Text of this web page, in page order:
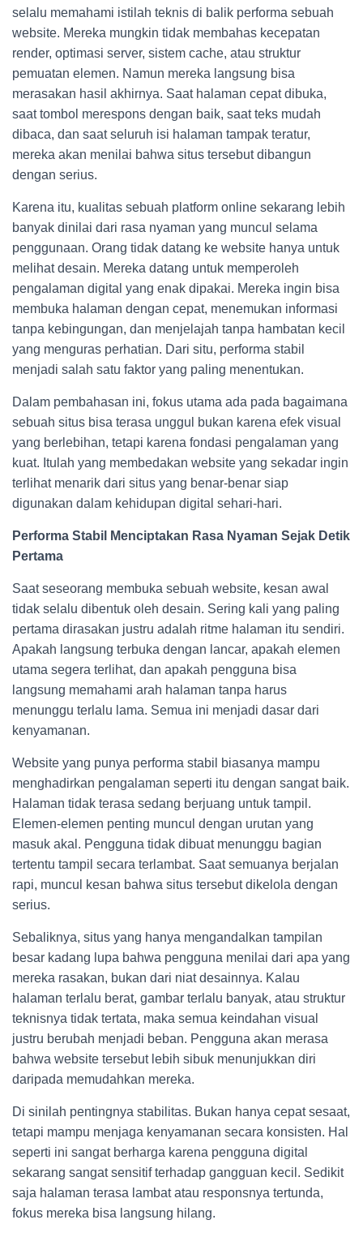
selalu memahami istilah teknis di balik performa sebuah
website. Mereka mungkin tidak membahas kecepatan
render, optimasi server, sistem cache, atau struktur
pemuatan elemen. Namun mereka langsung bisa
merasakan hasil akhirnya. Saat halaman cepat dibuka,
saat tombol merespons dengan baik, saat teks mudah
dibaca, dan saat seluruh isi halaman tampak teratur,
mereka akan menilai bahwa situs tersebut dibangun
dengan serius.
Karena itu, kualitas sebuah platform online sekarang lebih
banyak dinilai dari rasa nyaman yang muncul selama
penggunaan. Orang tidak datang ke website hanya untuk
melihat desain. Mereka datang untuk memperoleh
pengalaman digital yang enak dipakai. Mereka ingin bisa
membuka halaman dengan cepat, menemukan informasi
tanpa kebingungan, dan menjelajah tanpa hambatan kecil
yang menguras perhatian. Dari situ, performa stabil
menjadi salah satu faktor yang paling menentukan.
Dalam pembahasan ini, fokus utama ada pada bagaimana
sebuah situs bisa terasa unggul bukan karena efek visual
yang berlebihan, tetapi karena fondasi pengalaman yang
kuat. Itulah yang membedakan website yang sekadar ingin
terlihat menarik dari situs yang benar-benar siap
digunakan dalam kehidupan digital sehari-hari.
Performa Stabil Menciptakan Rasa Nyaman Sejak Detik
Pertama
Saat seseorang membuka sebuah website, kesan awal
tidak selalu dibentuk oleh desain. Sering kali yang paling
pertama dirasakan justru adalah ritme halaman itu sendiri.
Apakah langsung terbuka dengan lancar, apakah elemen
utama segera terlihat, dan apakah pengguna bisa
langsung memahami arah halaman tanpa harus
menunggu terlalu lama. Semua ini menjadi dasar dari
kenyamanan.
Website yang punya performa stabil biasanya mampu
menghadirkan pengalaman seperti itu dengan sangat baik.
Halaman tidak terasa sedang berjuang untuk tampil.
Elemen-elemen penting muncul dengan urutan yang
masuk akal. Pengguna tidak dibuat menunggu bagian
tertentu tampil secara terlambat. Saat semuanya berjalan
rapi, muncul kesan bahwa situs tersebut dikelola dengan
serius.
Sebaliknya, situs yang hanya mengandalkan tampilan
besar kadang lupa bahwa pengguna menilai dari apa yang
mereka rasakan, bukan dari niat desainnya. Kalau
halaman terlalu berat, gambar terlalu banyak, atau struktur
teknisnya tidak tertata, maka semua keindahan visual
justru berubah menjadi beban. Pengguna akan merasa
bahwa website tersebut lebih sibuk menunjukkan diri
daripada memudahkan mereka.
Di sinilah pentingnya stabilitas. Bukan hanya cepat sesaat,
tetapi mampu menjaga kenyamanan secara konsisten. Hal
seperti ini sangat berharga karena pengguna digital
sekarang sangat sensitif terhadap gangguan kecil. Sedikit
saja halaman terasa lambat atau responsnya tertunda,
fokus mereka bisa langsung hilang.